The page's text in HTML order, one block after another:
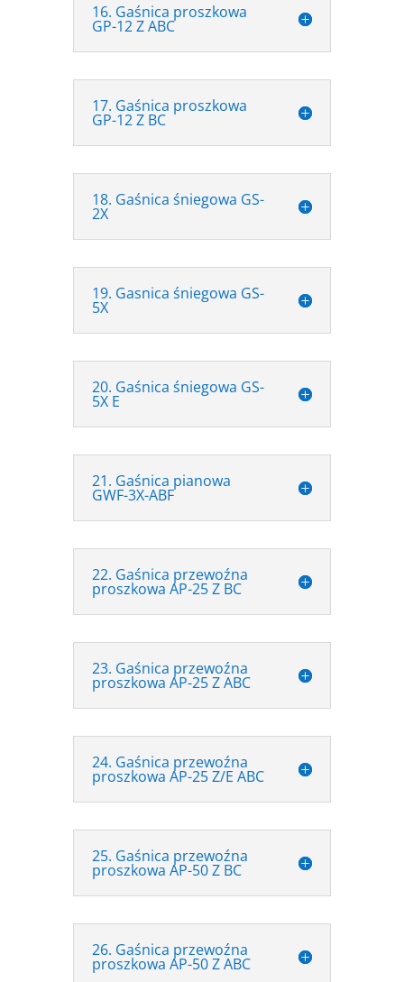
16. Gaśnica proszkowa
GP-12 Z ABC
17. Gaśnica proszkowa
GP-12 Z BC
18. Gaśnica śniegowa GS-
2X
19. Gasnica śniegowa GS-
5X
20. Gaśnica śniegowa GS-
5X E
21. Gaśnica pianowa
GWF-3X-ABF
22. Gaśnica przewoźna
proszkowa AP-25 Z BC
23. Gaśnica przewoźna
proszkowa AP-25 Z ABC
24. Gaśnica przewoźna
proszkowa AP-25 Z/E ABC
25. Gaśnica przewoźna
proszkowa AP-50 Z BC
26. Gaśnica przewoźna
proszkowa AP-50 Z ABC